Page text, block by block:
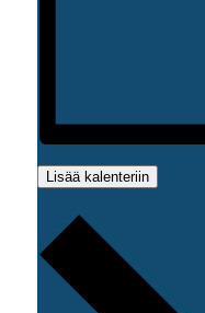
Lisää kalenteriin